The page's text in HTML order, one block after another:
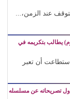
عند الزمن،...
يطالب بتكريمه في
أن تعبر
تصريحاته عن مسلسله